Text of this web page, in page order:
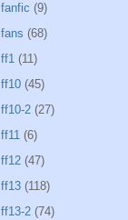
fanfic (9)
fans (68)
ff1 (11)
ff10 (45)
ff10-2 (27)
ff11 (6)
ff12 (47)
ff13 (118)
ff13-2 (74)